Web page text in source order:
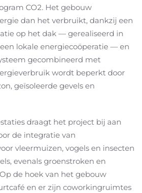
CO2. Het gebouw
dan het verbruikt, dankzij een
op het dak — gerealiseerd in
lokale energiecoöperatie — en
gecombineerd met
wordt beperkt door
geïsoleerde gevels en
draagt het project bij aan
de integratie van
vleermuizen, vogels en insecten
evenals groenstroken en
de hoek van het gebouw
en er zijn coworkingruimtes